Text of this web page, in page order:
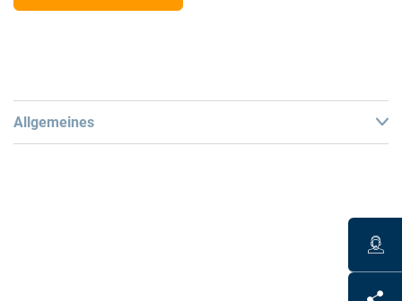
Allgemeines